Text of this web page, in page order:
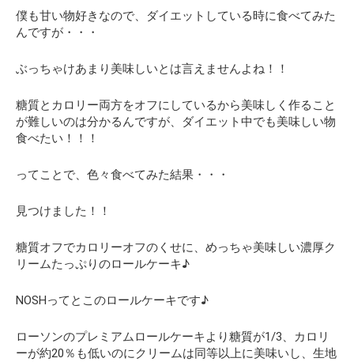
僕も甘い物好きなので、ダイエットしている時に食べてみた
んですが・・・
ぶっちゃけあまり美味しいとは言えませんよね！！
糖質とカロリー両方をオフにしているから美味しく作ること
が難しいのは分かるんですが、
ダイエット中でも美味しい物
食べたい！！！
ってことで、色々食べてみた結果・・・
見つけました！！
糖質オフでカロリーオフのくせに、めっちゃ美味しい濃厚ク
リームたっぷりのロールケーキ♪
NOSHってとこのロールケーキです♪
ローソンのプレミアムロールケーキより糖質が1/3、カロリ
ーが約20％も低いのにクリームは同等以上に美味いし、生地